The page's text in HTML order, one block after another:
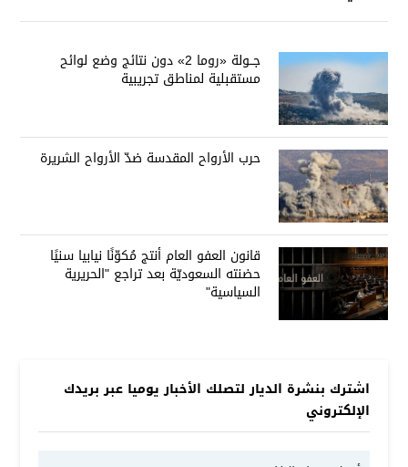
جــولة «روما 2» دون نتائج وضع لوائح
مستقبلية لمناطق تجريبية
حرب الأرواح المقدسة ضدّ الأرواح الشريرة
قانون العفو العام أنتج مُكوّنًا نيابيا سنيًا
حضنته السعوديّة بعد تراجع "الحريرية
السياسية"
اشترك بنشرة الديار لتصلك الأخبار يوميا عبر بريدك
الإلكتروني